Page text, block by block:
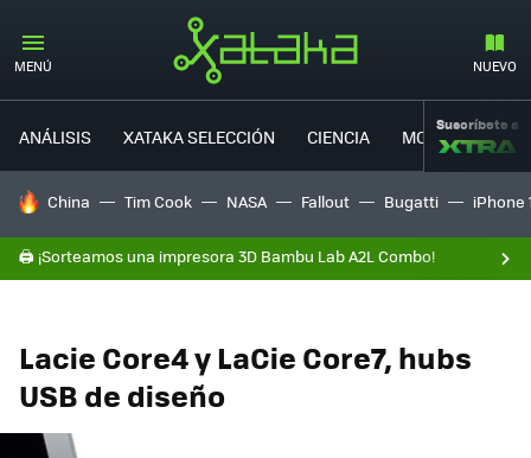
MENÚ NUEVO
ANÁLISIS XATAKA SELECCIÓN CIENCIA MOVILIDAD
Suscríbete a
HOY SE HABLA DE
China Tim Cook NASA Fallout Bugatti iPhone
🖨️ ¡Sorteamos una impresora 3D Bambu Lab A2L Combo!
Lacie Core4 y LaCie Core7, hubs
USB de diseño